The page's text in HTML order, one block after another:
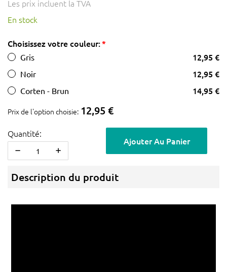
Les prix incluent la TVA
En stock
Choisissez votre couleur:
Gris 12,95 €
Noir 12,95 €
Corten - Brun 14,95 €
Prix de l'option choisie: 12,95 €
Quantité:
Ajouter Au Panier
Description du produit